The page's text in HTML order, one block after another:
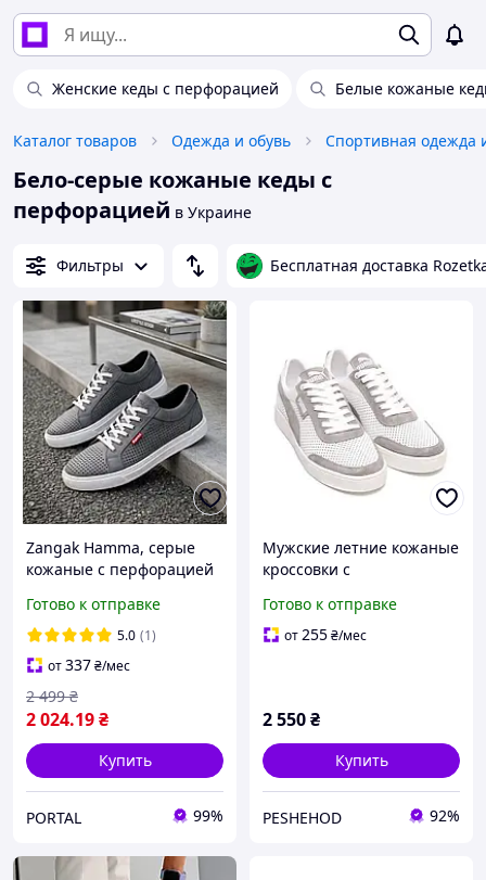
Женские кеды с перфорацией Белые кожаные
Каталог товаров Одежда и обувь Спортивная одежда
Бело-серые кожаные кеды с
перфорацией в Украине
Фильтры Бесплатная доставка
Zangak Hamma, серые
кожаные с перфорацией
на белой подошве,
прошиты
Готово к отправке
5.0 (1)
от337₴/мес
2 024.19₴
2 499 ₴
Купить
PORTAL 99%
Мужские летние кожаные
кроссовки с
серым
Готово к отправке
от255₴/мес
2 550₴
Купить
PESHEHOD 92%